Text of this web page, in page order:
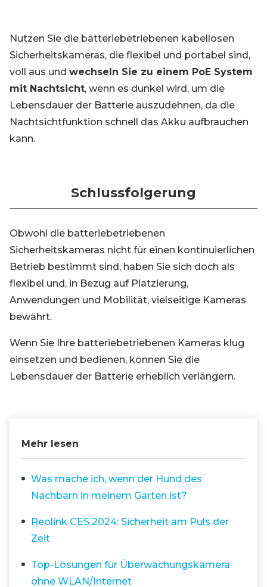
Nutzen Sie die batteriebetriebenen kabellosen
Sicherheitskameras, die flexibel und portabel sind,
voll aus und wechseln Sie zu einem PoE System
mit Nachtsicht, wenn es dunkel wird, um die
Lebensdauer der Batterie auszudehnen, da die
Nachtsichtfunktion schnell das Akku aufbrauchen
kann.
Schlussfolgerung
Obwohl die batteriebetriebenen
Sicherheitskameras nicht für einen kontinuierlichen
Betrieb bestimmt sind, haben Sie sich doch als
flexibel und, in Bezug auf Platzierung,
Anwendungen und Mobilität, vielseitige Kameras
bewährt.
Wenn Sie Ihre batteriebetriebenen Kameras klug
einsetzen und bedienen, können Sie die
Lebensdauer der Batterie erheblich verlängern.
Mehr lesen
Was mache ich, wenn der Hund des
Nachbarn in meinem Garten ist?
Reolink CES 2024: Sicherheit am Puls der
Zeit
Top-Lösungen für Überwachungskamera
ohne WLAN/Internet